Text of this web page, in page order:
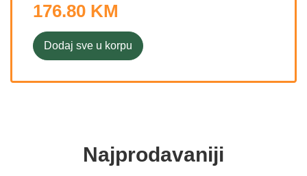
176.80 KM
Dodaj sve u korpu
Najprodavaniji